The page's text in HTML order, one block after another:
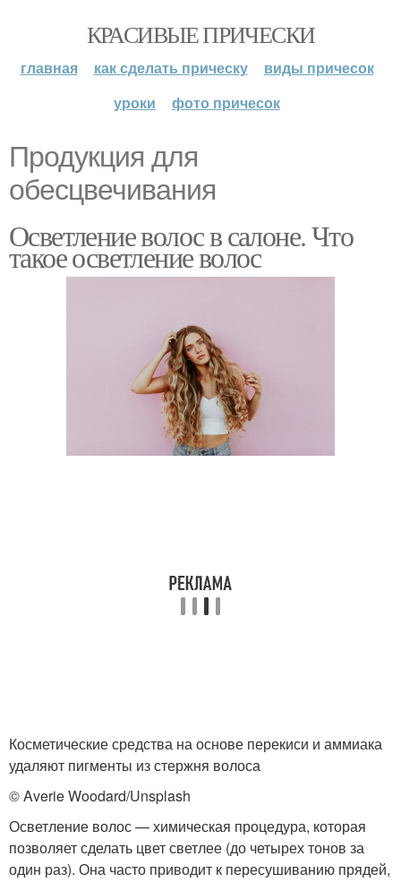
КРАСИВЫЕ ПРИЧЕСКИ
главная как сделать прическу
виды причесок
уроки
фото причесок
Продукция для
обесцвечивания
Осветление волос в салоне. Что
такое осветление волос
Косметические средства на основе перекиси и аммиака
удаляют пигменты из стержня волоса
© Averie Woodard/Unsplash
Осветление волос — химическая процедура, которая
позволяет сделать цвет светлее (до четырех тонов за
один раз). Она часто приводит к пересушиванию прядей,